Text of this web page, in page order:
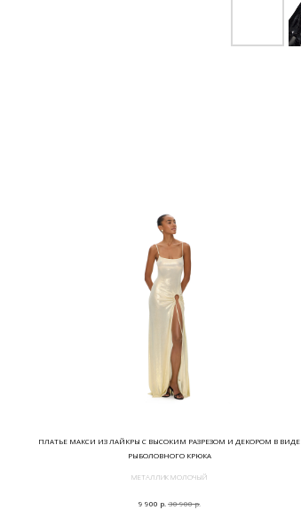
ПЛАТЬЕ МАКСИ ИЗ ЛАЙКРЫ С ВЫСОКИМ РАЗРЕЗОМ И ДЕКОРОМ В ВИДЕ
РЫБОЛОВНОГО КРЮКА
МЕТАЛЛИК МОЛОЧЫЙ
9 900 р. 30 900р.